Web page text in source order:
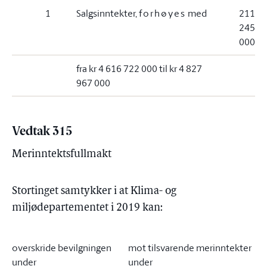
1 Salgsinntekter,forhøyes med
211
245
000
fra kr 4 616 722 000 til kr 4 827
967 000
Vedtak 315
Merinntektsfullmakt
Stortinget samtykker i at Klima- og
miljødepartementet i 2019 kan:
overskride bevilgningen
under
mot tilsvarende merinntekter
under